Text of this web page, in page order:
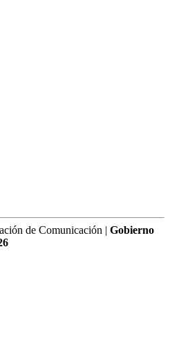
de Comunicación | Gobierno